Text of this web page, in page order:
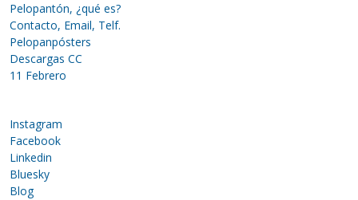
Pelopantón, ¿qué es?
Contacto, Email, Telf.
Pelopanpósters
Descargas CC
11 Febrero
Instagram
Facebook
Linkedin
Bluesky
Blog